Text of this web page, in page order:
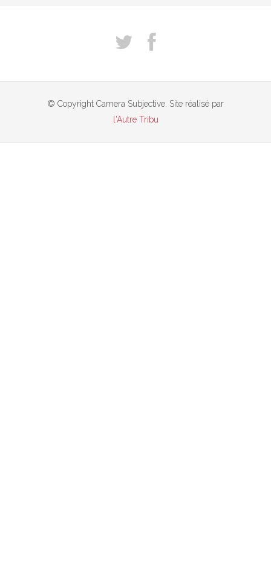
© Copyright Camera Subjective. Site réalisé par
l'Autre Tribu